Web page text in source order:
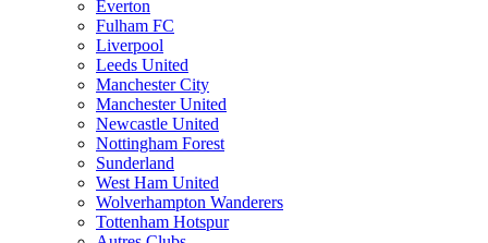
Everton
Fulham FC
Liverpool
Leeds United
Manchester City
Manchester United
Newcastle United
Nottingham Forest
Sunderland
West Ham United
Wolverhampton Wanderers
Tottenham Hotspur